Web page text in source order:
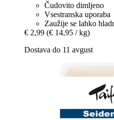
Čudovito dimljeno
Vsestranska uporaba
Zaužije se lahko
€ 2,99 (€ 14,95 / kg)
Dostava do 11 avgust